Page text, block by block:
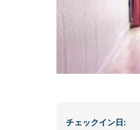
チェックイン日: